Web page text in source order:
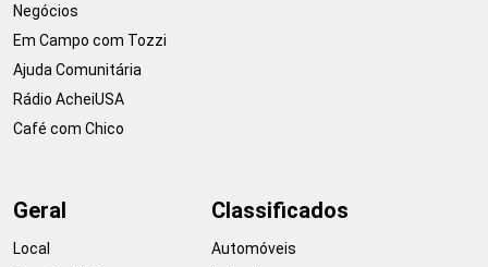
Negócios
Em Campo com Tozzi
Ajuda Comunitária
Rádio AcheiUSA
Café com Chico
Geral
Local
Classificados
Automóveis